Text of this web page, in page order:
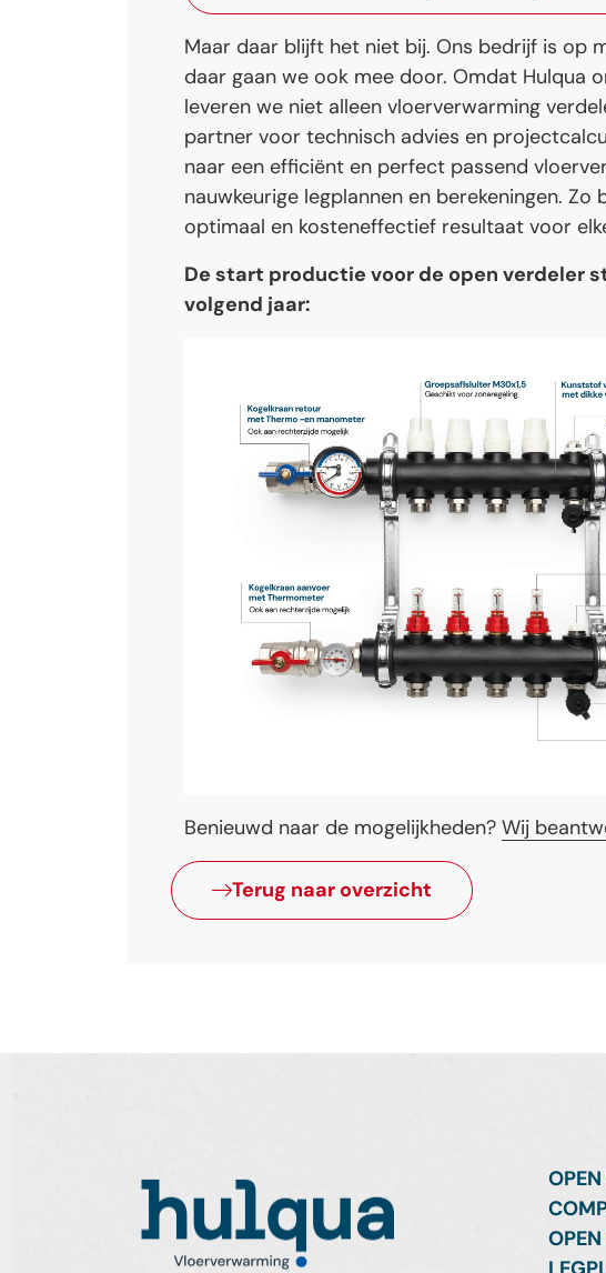
Maar daar blijft het niet bij. Ons bedrijf is op
daar gaan we ook mee door. Omdat Hulqua
leveren we niet alleen vloerverwarming
partner voor technisch advies en
naar een efficiënt en perfect passend
nauwkeurige legplannen en berekeningen. Zo
optimaal en kosteneffectief resultaat voor
De start productie voor de open verdeler
volgend jaar:
Benieuwd naar de mogelijkheden? Wij
Terug naar overzicht
OPEN